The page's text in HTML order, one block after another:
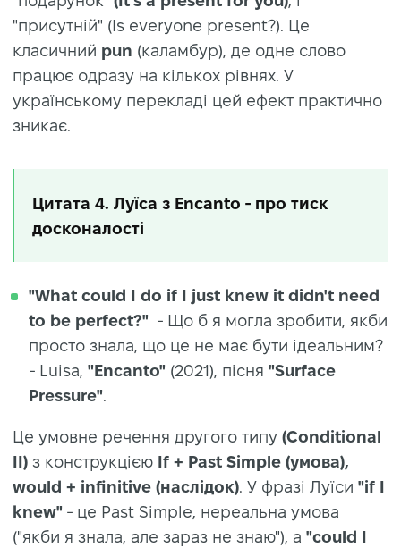
"присутній" (Is everyone present?). Це
класичний pun (каламбур), де одне слово
працює одразу на кількох рівнях. У
українському перекладі цей ефект практично
зникає.
Цитата 4. Луїса з Encanto - про тиск
досконалості
"What could I do if I just knew it didn't need
to be perfect?" - Що б я могла зробити, якби
просто знала, що це не має бути ідеальним?
- Luisa, "Encanto" (2021), пісня "Surface
Pressure".
Це умовне речення другого типу (Conditional
II) з конструкцією If + Past Simple (умова),
would + infinitive (наслідок). У фразі Луїси "if I
knew" - це Past Simple, нереальна умова
("якби я знала, але зараз не знаю"), а "could I